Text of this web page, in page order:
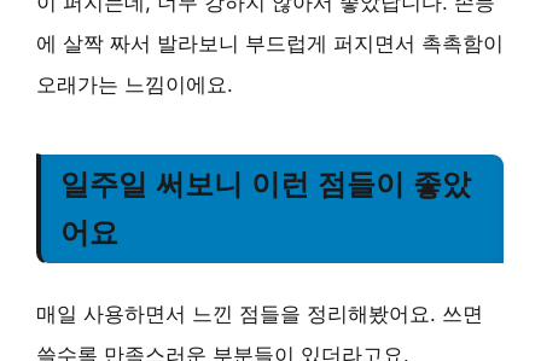
에 살짝 짜서 발라보니 부드럽게 퍼지면서 촉촉함이
오래가는 느낌이에요.
일주일 써보니 이런 점들이 좋았
어요
매일 사용하면서 느낀 점들을 정리해봤어요. 쓰면
쓸수록 만족스러운 부분들이 있더라고요.